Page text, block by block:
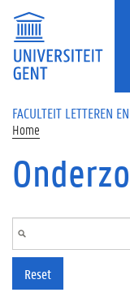
Overslaan en naar de inhoud
FACULTEIT LETTEREN
Home
Reset